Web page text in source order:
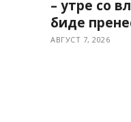
– утре со
биде
АВГУСТ 7, 2026